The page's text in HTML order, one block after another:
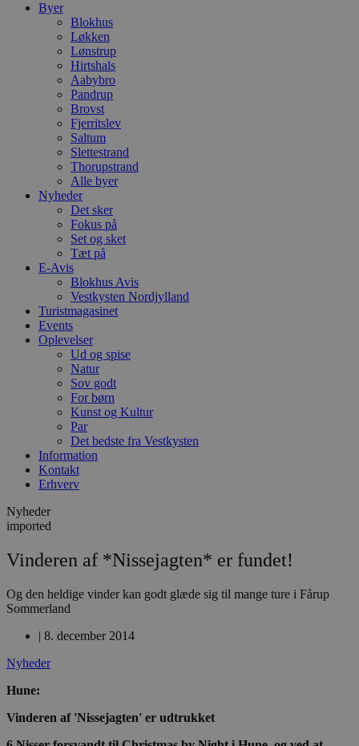
Byer
Blokhus
Løkken
Lønstrup
Hirtshals
Aabybro
Pandrup
Brovst
Fjerritslev
Saltum
Slettestrand
Thorupstrand
Alle byer
Nyheder
Det sker
Fokus på
Set og sket
Tæt på
E-Avis
Blokhus Avis
Vestkysten Nordjylland
Turistmagasinet
Events
Oplevelser
Ud og spise
Natur
Sov godt
For børn
Kunst og Kultur
Par
Det bedste fra Vestkysten
Information
Kontakt
Erhverv
Nyheder
imported
Vinderen af *Nissejagten* er fundet!
Og den heldige vinder kan godt glæde sig til mange ture i Fårup
Sommerland
| 8. december 2014
Nyheder
Hune:
Vinderen af 'Nissejagten' er udtrukket